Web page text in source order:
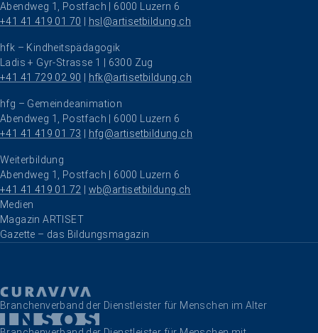
Abendweg 1, Postfach | 6000 Luzern 6
+41 41 419 01 70
hsl@artisetbildung.ch
hfk – Kindheitspädagogik
Ladis + Gyr-Strasse 1 | 6300 Zug
+41 41 729 02 90
hfk@artisetbildung.ch
hfg – Gemeindeanimation
Abendweg 1, Postfach | 6000 Luzern 6
+41 41 419 01 73
hfg@artisetbildung.ch
Weiterbildung
Abendweg 1, Postfach | 6000 Luzern 6
+41 41 419 01 72
wb@artisetbildung.ch
Navigation überspringen
Medien
Magazin ARTISET
Gazette – das Bildungsmagazin
Branchenverband der Dienstleister für Menschen im Alter